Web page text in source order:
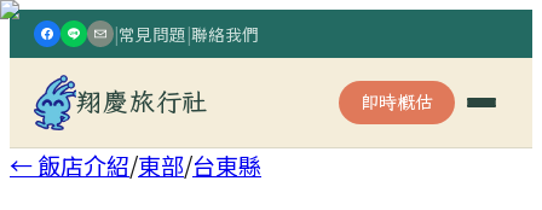
|常見問題|聯絡我們
翔慶旅行社 即時概估
← 飯店介紹/東部/台東縣